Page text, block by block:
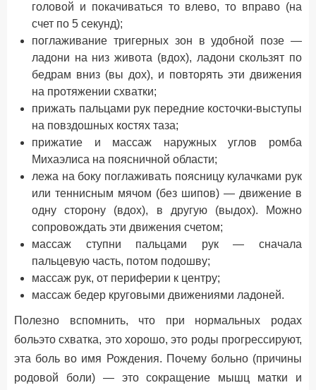
головой и покачиваться то влево, то вправо (на
счет по 5 секунд);
поглаживание тригерных зон в удобной позе —
ладони на низ живота (вдох), ладони скользят по
бедрам вниз (вы дох), и повторять эти движения
на протяжении схватки;
прижать пальцами рук передние косточки-выступы
на повздошных костях таза;
прижатие и массаж наружных углов ромба
Михаэлиса на поясничной области;
лежа на боку поглаживать поясницу кулачками рук
или теннисным мячом (без шипов) — движение в
одну сторону (вдох), в другую (выдох). Можно
сопровождать эти движения счетом;
массаж ступни пальцами рук — сначала
пальцевую часть, потом подошву;
массаж рук, от периферии к центру;
массаж бедер круговыми движениями ладоней.
Полезно вспомнить, что при нормальных родах
больэто схватка, это хорошо, это роды прогрессируют,
эта боль во имя Рождения. Почему больно (причины
родовой боли) — это сокращение мышц матки и